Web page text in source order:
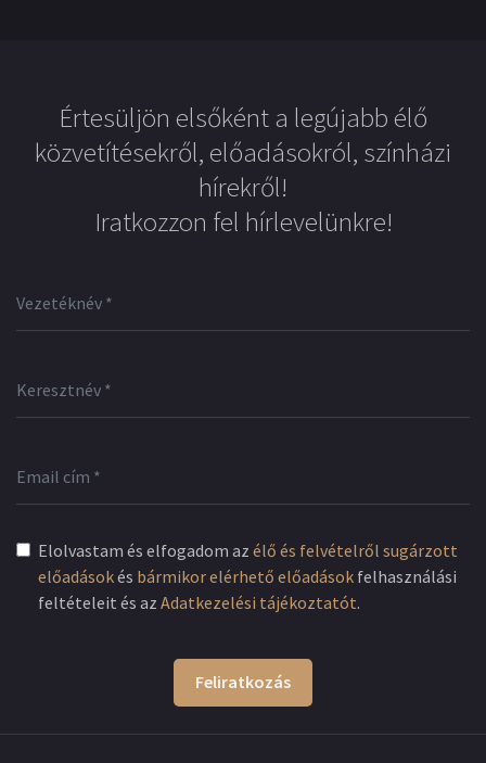
Értesüljön elsőként a legújabb élő
közvetítésekről, előadásokról, színházi
hírekről!
Iratkozzon fel hírlevelünkre!
Elolvastam és elfogadom az élő és felvételről sugárzott
előadásokés bármikor elérhető előadások felhasználási
feltételeit és az Adatkezelési tájékoztatót.
Feliratkozás